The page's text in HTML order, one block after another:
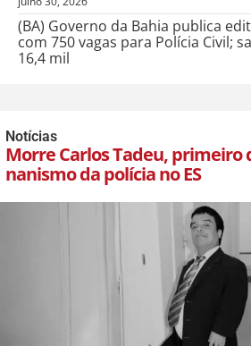
(BA) Governo da Bahia publica
com 750 vagas para Polícia Civil;
16,4 mil
Notícias
Morre Carlos Tadeu, primeiro
nanismo da polícia no ES